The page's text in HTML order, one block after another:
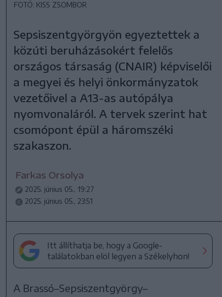
FOTÓ: KISS ZSOMBOR
Sepsiszentgyörgyön egyeztettek a
közúti beruházásokért felelős
országos társaság (CNAIR) képviselői
a megyei és helyi önkormányzatok
vezetőivel a A13-as autópálya
nyomvonaláról. A tervek szerint hat
csomópont épül a háromszéki
szakaszon.
Farkas Orsolya
2025. június 05., 19:27
2025. június 05., 23:51
Itt állíthatja be, hogy a Google-
találatokban elöl legyen a Székelyhon!
A Brassó–Sepsiszentgyörgy–